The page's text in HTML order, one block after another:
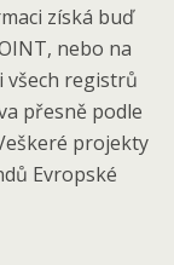
získá buď
nebo na
všech registrů
přesně podle
projekty
Evropské